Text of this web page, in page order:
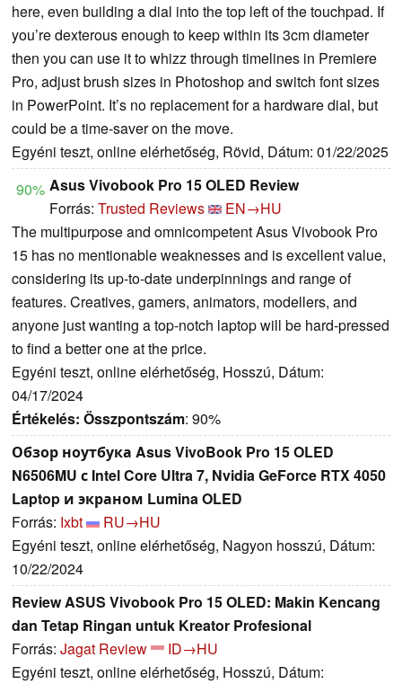
here, even building a dial into the top left of the touchpad. If
you’re dexterous enough to keep within its 3cm diameter
then you can use it to whizz through timelines in Premiere
Pro, adjust brush sizes in Photoshop and switch font sizes
in PowerPoint. It’s no replacement for a hardware dial, but
could be a time-saver on the move.
Egyéni teszt, online elérhetőség, Rövid, Dátum: 01/22/2025
90% Asus Vivobook Pro 15 OLED Review
Forrás: Trusted Reviews
EN→HU
The multipurpose and omnicompetent Asus Vivobook Pro
15 has no mentionable weaknesses and is excellent value,
considering its up-to-date underpinnings and range of
features. Creatives, gamers, animators, modellers, and
anyone just wanting a top-notch laptop will be hard-pressed
to find a better one at the price.
Egyéni teszt, online elérhetőség, Hosszú, Dátum:
04/17/2024
Értékelés: Összpontszám: 90%
Обзор ноутбука Asus VivoBook Pro 15 OLED
N6506MU с Intel Core Ultra 7, Nvidia GeForce RTX 4050
Laptop и экраном Lumina OLED
Forrás: Ixbt
RU→HU
Egyéni teszt, online elérhetőség, Nagyon hosszú, Dátum:
10/22/2024
Review ASUS Vivobook Pro 15 OLED: Makin Kencang
dan Tetap Ringan untuk Kreator Profesional
Forrás: Jagat Review
ID→HU
Egyéni teszt, online elérhetőség, Hosszú, Dátum: